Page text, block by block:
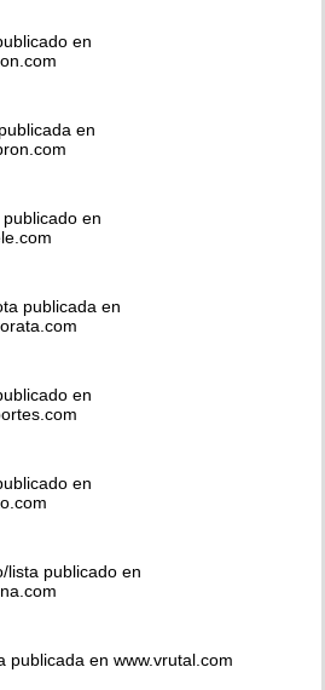
en
en
en
publicada en
en
en
lista publicado en
publicada en www.vrutal.com